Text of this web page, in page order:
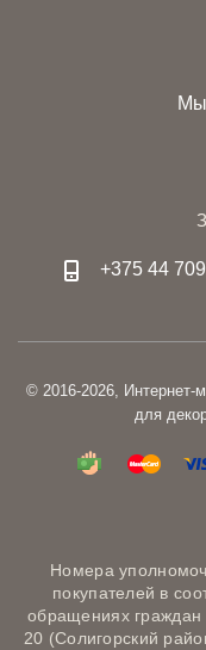
Мы
+375 44
© 2016-2026,
для
Номера
покупателей в
обращениях
20 (Солигорский